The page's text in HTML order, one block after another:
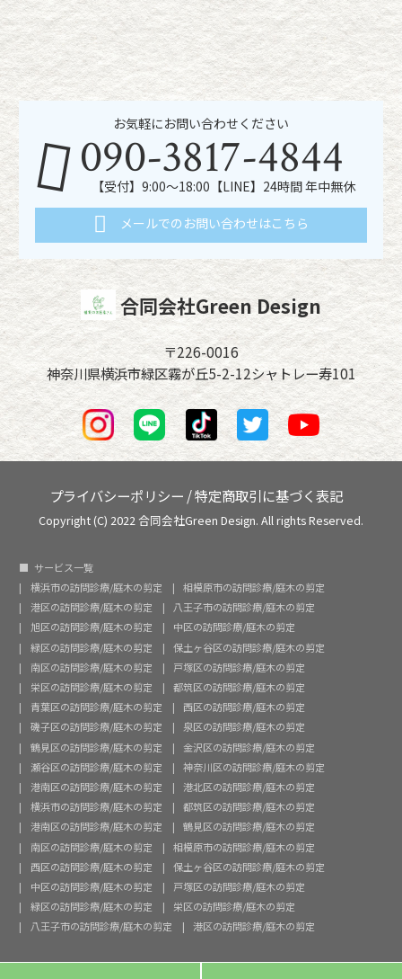
お気軽にお問い合わせください
090-3817-4844
【受付】9:00～18:00【LINE】24時間 年中無休
メールでのお問い合わせはこちら
合同会社Green Design
〒226-0016
神奈川県横浜市緑区霧が丘5-2-12シャトレー寿101
プライバシーポリシー /特定商取引に基づく表記
Copyright (C) 2022 合同会社Green Design. All rights Reserved.
サービス一覧
横浜市の訪問診療/庭木の剪定
相模原市の訪問診療/庭木の剪定
港区の訪問診療/庭木の剪定
八王子市の訪問診療/庭木の剪定
旭区の訪問診療/庭木の剪定
中区の訪問診療/庭木の剪定
緑区の訪問診療/庭木の剪定
保土ヶ谷区の訪問診療/庭木の剪定
南区の訪問診療/庭木の剪定
戸塚区の訪問診療/庭木の剪定
栄区の訪問診療/庭木の剪定
都筑区の訪問診療/庭木の剪定
青葉区の訪問診療/庭木の剪定
西区の訪問診療/庭木の剪定
磯子区の訪問診療/庭木の剪定
泉区の訪問診療/庭木の剪定
鶴見区の訪問診療/庭木の剪定
金沢区の訪問診療/庭木の剪定
瀬谷区の訪問診療/庭木の剪定
神奈川区の訪問診療/庭木の剪定
港南区の訪問診療/庭木の剪定
港北区の訪問診療/庭木の剪定
横浜市の訪問診療/庭木の剪定
都筑区の訪問診療/庭木の剪定
港南区の訪問診療/庭木の剪定
鶴見区の訪問診療/庭木の剪定
南区の訪問診療/庭木の剪定
相模原市の訪問診療/庭木の剪定
西区の訪問診療/庭木の剪定
保土ヶ谷区の訪問診療/庭木の剪定
中区の訪問診療/庭木の剪定
戸塚区の訪問診療/庭木の剪定
緑区の訪問診療/庭木の剪定
栄区の訪問診療/庭木の剪定
八王子市の訪問診療/庭木の剪定
港区の訪問診療/庭木の剪定